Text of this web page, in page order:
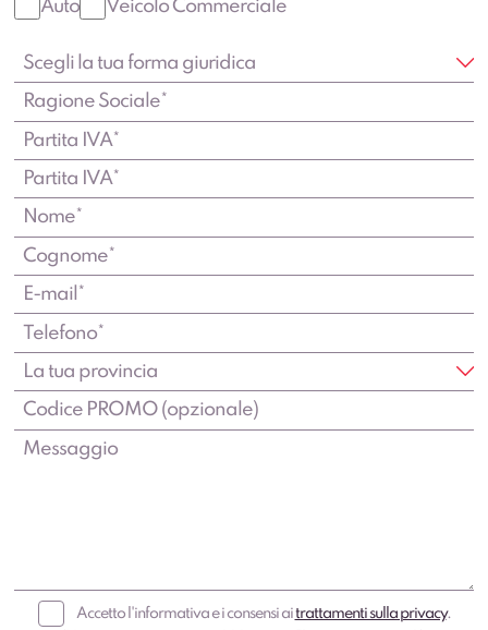
Accetto l'informativa e i consensi aitrattamenti sulla privacy.